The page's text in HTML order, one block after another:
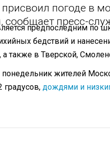
погоде в
сообщает пресс-
предпоследним по
бедствий и
также в Тверской,
жителей
градусов, дождями и